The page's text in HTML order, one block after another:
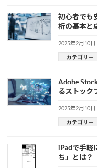
初心者でも
析の基本と
2025年2月10日
カテゴリー
Adobe
るストック
2025年2月10日
カテゴリー
iPadで手軽
ち」とは？